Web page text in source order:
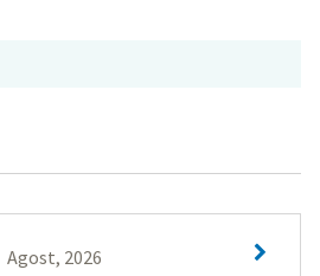
Agost, 2026